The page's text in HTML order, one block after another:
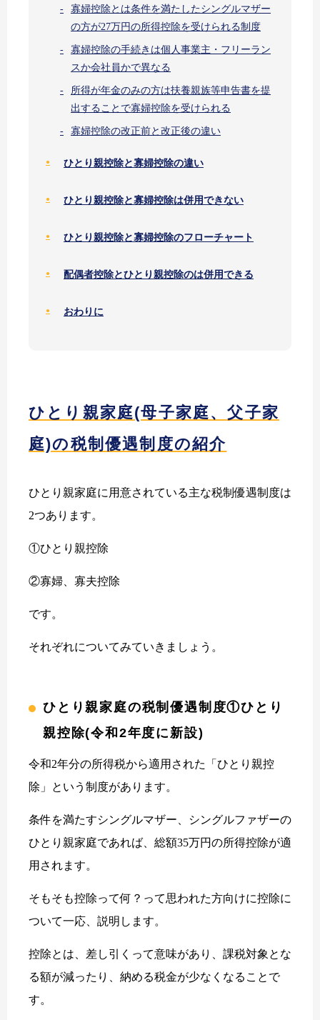
寡婦控除とは条件を満たしたシングルマザー
の方が27万円の所得控除を受けられる制度
寡婦控除の手続きは個人事業主・フリーラン
スか会社員かで異なる
所得が年金のみの方は扶養親族等申告書を提
出することで寡婦控除を受けられる
寡婦控除の改正前と改正後の違い
ひとり親控除と寡婦控除の違い
ひとり親控除と寡婦控除は併用できない
ひとり親控除と寡婦控除のフローチャート
配偶者控除とひとり親控除のは併用できる
おわりに
ひとり親家庭(母子家庭、父子家
庭)の税制優遇制度の紹介
ひとり親家庭に用意されている主な税制優遇制度は
2つあります。
①ひとり親控除
②寡婦、寡夫控除
です。
それぞれについてみていきましょう。
ひとり親家庭の税制優遇制度①ひとり
親控除(令和2年度に新設)
令和2年分の所得税から適用された「ひとり親控
除」という制度があります。
条件を満たすシングルマザー、シングルファザーの
ひとり親家庭であれば、総額35万円の所得控除が適
用されます。
そもそも控除って何？って思われた方向けに控除に
ついて一応、説明します。
控除とは、差し引くって意味があり、課税対象とな
る額が減ったり、納める税金が少なくなることで
す。